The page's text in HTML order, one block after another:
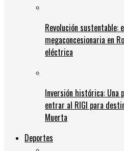
Revolución sustentable:
megaconcesionaria en
eléctrica
Inversión histórica: Una
entrar al RIGI para
Muerta
Deportes